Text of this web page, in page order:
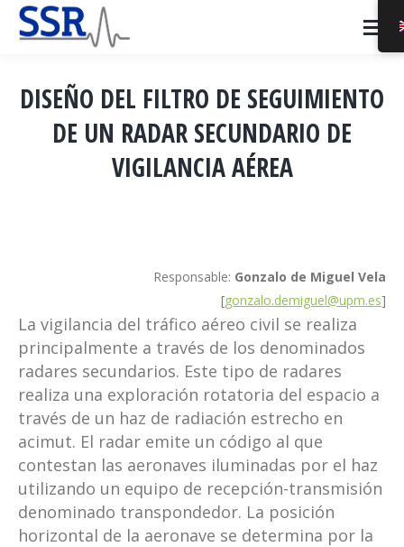
DISEÑO DEL FILTRO DE SEGUIMIENTO
DE UN RADAR SECUNDARIO DE
VIGILANCIA AÉREA
Responsable: Gonzalo de Miguel Vela
[gonzalo.demiguel@upm.es]
La vigilancia del tráfico aéreo civil se realiza
principalmente a través de los denominados
radares secundarios. Este tipo de radares
realiza una exploración rotatoria del espacio a
través de un haz de radiación estrecho en
acimut. El radar emite un código al que
contestan las aeronaves iluminadas por el haz
utilizando un equipo de recepción-transmisión
denominado transpondedor. La posición
horizontal de la aeronave se determina por la